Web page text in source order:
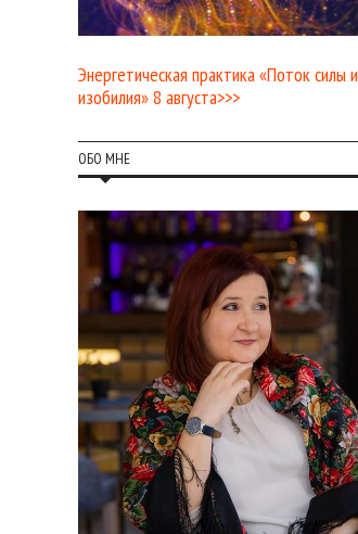
Энергетическая практика «Поток силы и
изобилия» 8 августа>>>
ОБО МНЕ